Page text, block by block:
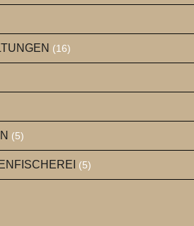
(16)
(5)
(5)